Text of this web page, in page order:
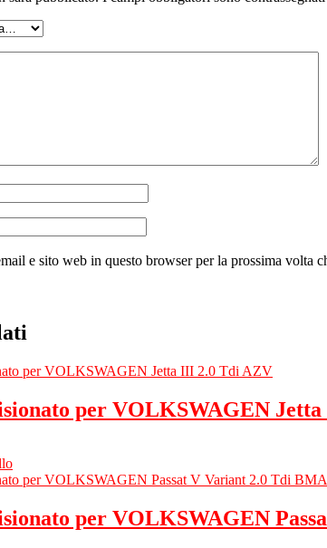
e sito web in questo browser per la prossima volta
per VOLKSWAGEN
per VOLKSWAGEN